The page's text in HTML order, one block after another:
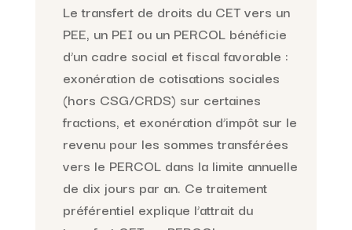
Le transfert de droits du CET vers un
PEE, un PEI ou un PERCOL bénéficie
d’un cadre social et fiscal favorable :
exonération de cotisations sociales
(hors CSG/CRDS) sur certaines
fractions, et exonération d’impôt sur le
revenu pour les sommes transférées
vers le PERCOL dans la limite annuelle
de dix jours par an. Ce traitement
préférentiel explique l’attrait du